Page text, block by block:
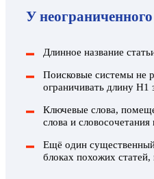
У
Длинное название
Поисковые системы не
ограничивать длину H1
Ключевые слова,
слова и
Ещё один существенный
блоках похожих